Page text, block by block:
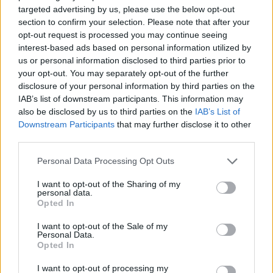
targeted advertising by us, please use the below opt-out
section to confirm your selection. Please note that after your
opt-out request is processed you may continue seeing
interest-based ads based on personal information utilized by
us or personal information disclosed to third parties prior to
your opt-out. You may separately opt-out of the further
disclosure of your personal information by third parties on the
IAB’s list of downstream participants. This information may
also be disclosed by us to third parties on the IAB’s List of
Downstream Participants that may further disclose it to other
Personal Data Processing Opt Outs
I want to opt-out of the Sharing of my
personal data.
Opted In
I want to opt-out of the Sale of my
Personal Data.
Opted In
I want to opt-out of processing my
ΧΩΡΙΑ
Η Θερμή γιόρτασε τους
γευστικούς θησαυρούς της
Λέσβου
Λάδι και τυρί βρέθηκαν στο
επίκεντρο της γιορτής που
πραγματοποιήθηκε στο Δημοτικό
Σχολείο της Θερμής, στο πλαίσιο
του Taste Lesvos και του Λεσβιακού
Καλοκαιριού
Στη Θεσσαλονίκη τα
αποκαλυπτήρια του οικονομικού
προγράμματος της ΕΛ.Α.Σ.
στις αρχές Σεπτεμβρίου το
τετραετές σχέδιο της Ελληνικής
Αριστερής Συμπαράταξης για την
δικαιοσύνη, την παραγωγική